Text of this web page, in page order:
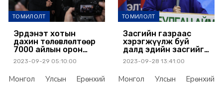
ТОМИЛОЛТ
Эрдэнэт хотын
дахин төлөвлөлтөөр
7000 айлын орон
сууц ашиглалтад
орно
2023-09-29 05:10:00
Монгол Улсын Ерөнхий
ТОМИЛОЛТ
Засгийн газраас
хэрэгжүүлж буй
далд эдийн засгийг
ил болгох, авлигын
эсрэг, шударга ёсны
булганчууд талархал
2023-09-28 13:41:00
Монгол Улсын Ерөнхий